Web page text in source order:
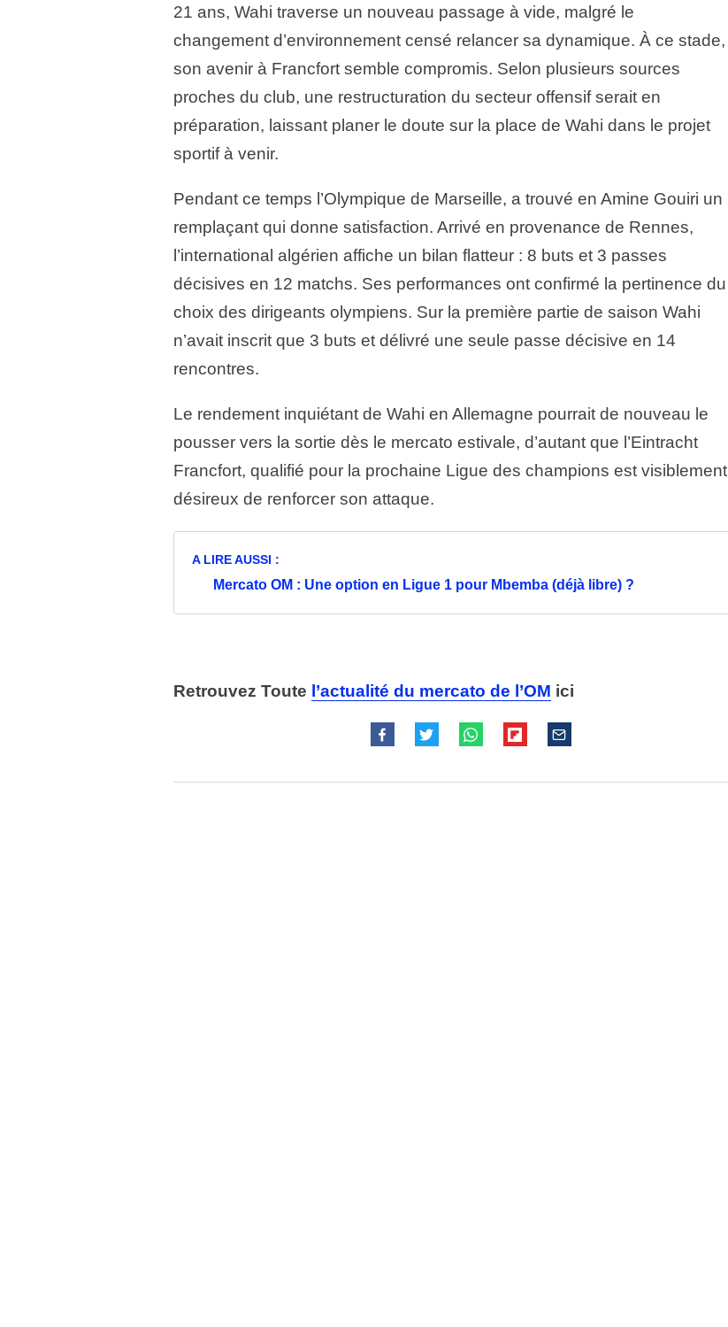
21 ans, Wahi traverse un nouveau passage à vide, malgré le
changement d’environnement censé relancer sa dynamique. À ce stade,
son avenir à Francfort semble compromis. Selon plusieurs sources
proches du club, une restructuration du secteur offensif serait en
préparation, laissant planer le doute sur la place de Wahi dans le projet
sportif à venir.
Pendant ce temps l’Olympique de Marseille, a trouvé en Amine Gouiri un
remplaçant qui donne satisfaction. Arrivé en provenance de Rennes,
l’international algérien affiche un bilan flatteur : 8 buts et 3 passes
décisives en 12 matchs. Ses performances ont confirmé la pertinence du
choix des dirigeants olympiens. Sur la première partie de saison Wahi
n’avait inscrit que 3 buts et délivré une seule passe décisive en 14
rencontres.
Le rendement inquiétant de Wahi en Allemagne pourrait de nouveau le
pousser vers la sortie dès le mercato estivale, d’autant que l’Eintracht
Francfort, qualifié pour la prochaine Ligue des champions est visiblement
désireux de renforcer son attaque.
A LIRE AUSSI :
Mercato OM : Une option en Ligue 1 pour Mbemba (déjà libre) ?
Retrouvez Toute l’actualité du mercato de l’OM ici